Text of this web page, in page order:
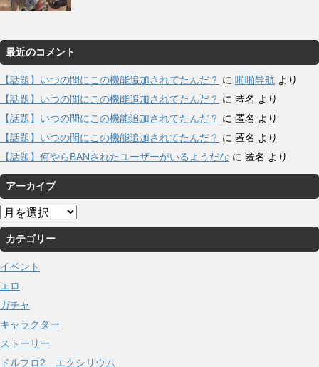
最近のコメント
【話題】いつの間にこの機能追加されてたんだ？ に 啪啪导航 より
【話題】いつの間にこの機能追加されてたんだ？ に 匿名 より
【話題】いつの間にこの機能追加されてたんだ？ に 匿名 より
【話題】いつの間にこの機能追加されてたんだ？ に 匿名 より
【話題】何やらBANされたユーザーがいるようだな に 匿名 より
アーカイブ
ア
ー
カ
イ
ブ
カテゴリー
イベント
エロ
ガチャ
キャラクター
ストーリー
ドルフロ2 エクシリウム